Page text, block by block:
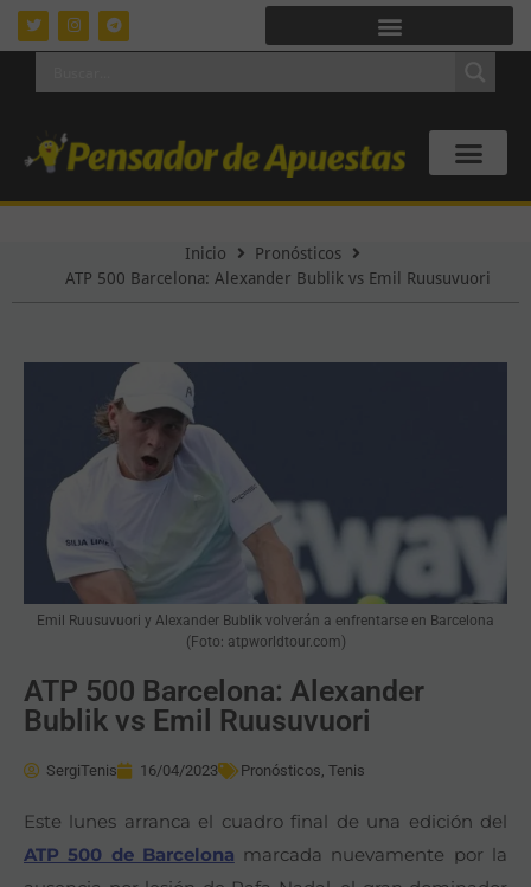
Inicio
Pronósticos
ATP 500 Barcelona: Alexander Bublik vs Emil Ruusuvuori
Emil Ruusuvuori y Alexander Bublik volverán a enfrentarse en Barcelona
(Foto: atpworldtour.com)
ATP 500 Barcelona: Alexander
Bublik vs Emil Ruusuvuori
SergiTenis 16/04/2023 Pronósticos, Tenis
Este lunes arranca el cuadro final de una edición del
ATP 500 de Barcelona marcada nuevamente por la